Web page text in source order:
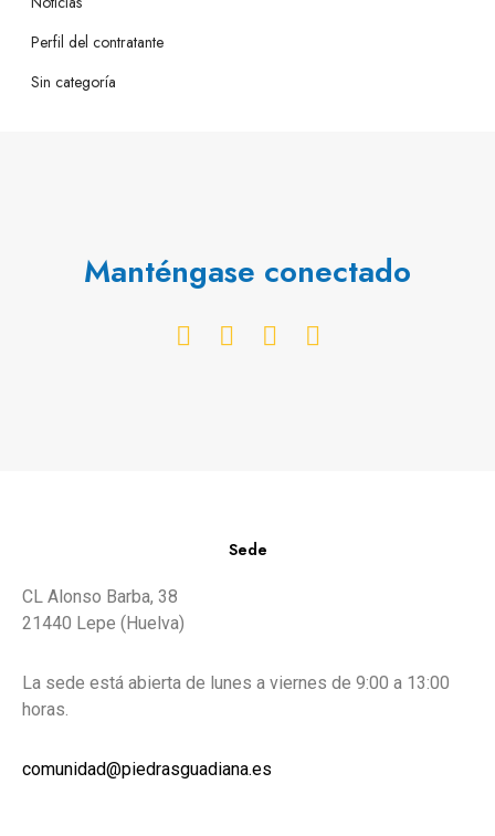
Perfil del contratante
Sin categoría
Manténgase conectado
Sede
CL Alonso Barba, 38
21440 Lepe (Huelva)
La sede está abierta de lunes a viernes de 9:00 a 13:00
horas.
comunidad@piedrasguadiana.es